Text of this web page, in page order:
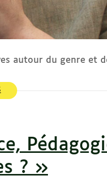
autour du genre et
? »